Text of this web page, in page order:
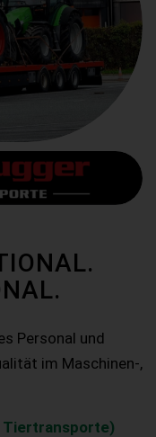
Personal und
im Maschinen-,
Tiertransporte)